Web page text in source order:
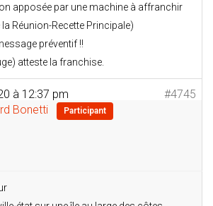
apposée par une machine à affranchir
la Réunion-Recette Principale)
préventif !!
atteste la franchise.
à 12:37 pm
#4745
Bonetti
Participant